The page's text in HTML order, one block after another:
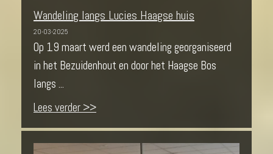
Wandeling langs Lucies Haagse huis
20-03-2025
Op 19 maart werd een wandeling georganiseerd
in het Bezuidenhout en door het Haagse Bos
langs ...
Lees verder >>